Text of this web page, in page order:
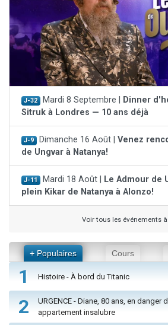
J-32 Mardi 8 Septembre |
Dinner
Sitruk à Londres — 10 ans déjà
J-9 Dimanche 16 Août | Venez
de Ungvar à Natanya!
J-11 Mardi 18 Août |
Le Admour de
plein Kikar de Natanya à Alonzo!
Voir tous les événements
+ Populaires Cours
1 Histoire - À bord du Titanic
2
URGENCE - Diane, 80 ans, en danger
appartement insalubre